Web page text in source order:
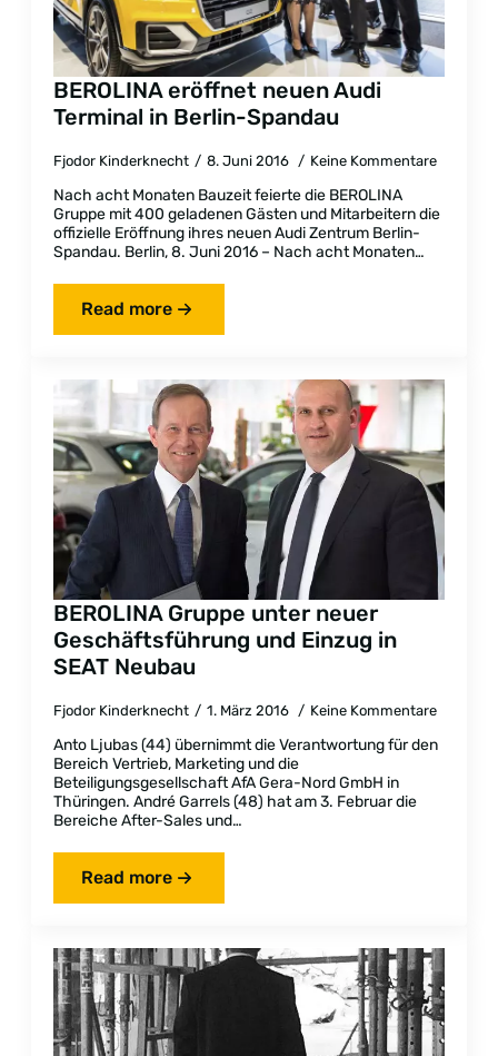
BEROLINA eröffnet neuen Audi
Terminal in Berlin-Spandau
Fjodor Kinderknecht 8. Juni 2016 Keine Kommentare
Nach acht Monaten Bauzeit feierte die BEROLINA
Gruppe mit 400 geladenen Gästen und Mitarbeitern die
offizielle Eröffnung ihres neuen Audi Zentrum Berlin-
Spandau. Berlin, 8. Juni 2016 – Nach acht Monaten…
Read more
BEROLINA Gruppe unter neuer
Geschäftsführung und Einzug in
SEAT Neubau
Fjodor Kinderknecht 1. März 2016 Keine Kommentare
Anto Ljubas (44) übernimmt die Verantwortung für den
Bereich Vertrieb, Marketing und die
Beteiligungsgesellschaft AfA Gera-Nord GmbH in
Thüringen. André Garrels (48) hat am 3. Februar die
Bereiche After-Sales und…
Read more